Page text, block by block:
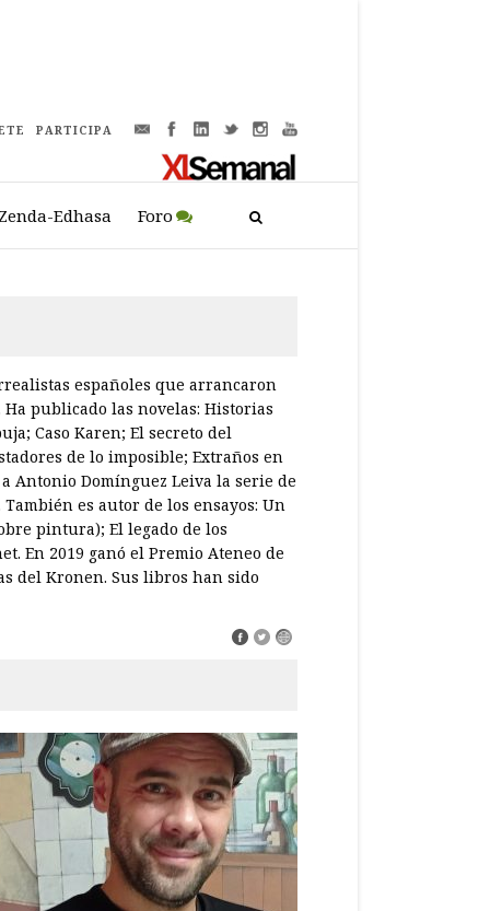
PARTICIPA
Zenda-Edhasa Foro
españoles que arrancaron
Ha publicado las novelas: Historias
Caso Karen; El secreto del
de lo imposible; Extraños en
Domínguez Leiva la serie de
es autor de los ensayos: Un
pintura); El legado de los
En 2019 ganó el Premio Ateneo de
del Kronen. Sus libros han sido